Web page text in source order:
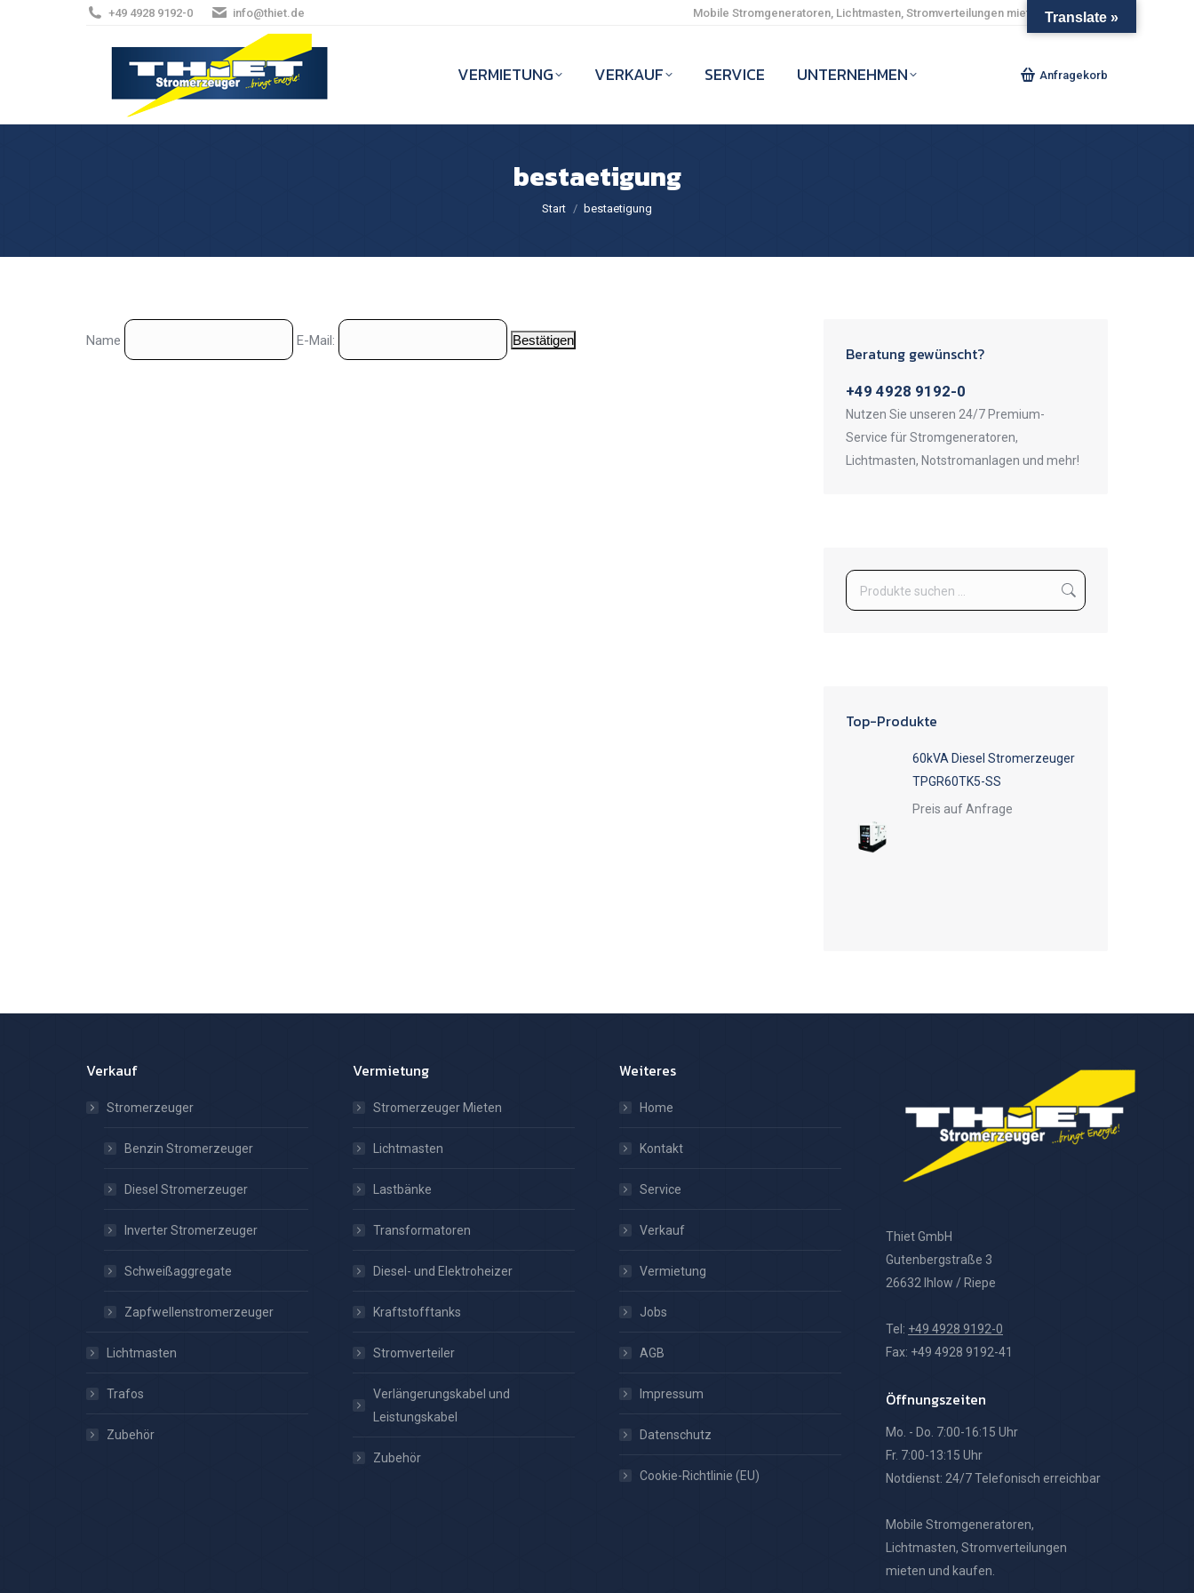
+49 4928 9192-0 info@thiet.de Mobile Stromgeneratoren, Lichtmasten, Stromverteilungen mieten und kaufen.
VERMIETUNG VERKAUF SERVICE UNTERNEHMEN Anfragekorb
bestaetigung
Sie befinden sich hier:
Start bestaetigung
Name E-Mail: Bestätigen
Beratung gewünscht?
+49 4928 9192-0
Nutzen Sie unseren 24/7 Premium-
Service für Stromgeneratoren,
Lichtmasten, Notstromanlagen und mehr!
Top-Produkte
60kVA Diesel Stromerzeuger
TPGR60TK5-SS
Preis auf Anfrage
Verkauf
Stromerzeuger
Benzin Stromerzeuger
Diesel Stromerzeuger
Inverter Stromerzeuger
Schweißaggregate
Zapfwellenstromerzeuger
Lichtmasten
Trafos
Zubehör
Vermietung
Stromerzeuger Mieten
Lichtmasten
Lastbänke
Transformatoren
Diesel- und Elektroheizer
Kraftstofftanks
Stromverteiler
Verlängerungskabel und
Leistungskabel
Zubehör
Weiteres
Home
Kontakt
Service
Verkauf
Vermietung
Jobs
AGB
Impressum
Datenschutz
Cookie-Richtlinie (EU)
Thiet GmbH
Gutenbergstraße 3
26632 Ihlow / Riepe
Tel: +49 4928 9192-0
Fax: +49 4928 9192-41
Öffnungszeiten
Mo. - Do. 7:00-16:15 Uhr
Fr. 7:00-13:15 Uhr
Notdienst: 24/7 Telefonisch erreichbar
Mobile Stromgeneratoren,
Lichtmasten, Stromverteilungen
mieten und kaufen.
Translate »